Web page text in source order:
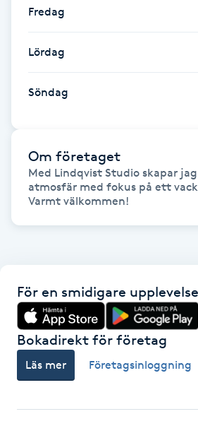
Gua Sha-massage
Hatha Yoga
Headspa
Herrklippning
HIFU
Hollywood Peel
Fredag
Lördag
Söndag
Om företaget
Med Lindqvist Studio skapar
atmosfär med fokus på ett
Varmt välkommen!
För en smidigare upplevelse
Bokadirekt för företag
Läs mer Företagsinloggning